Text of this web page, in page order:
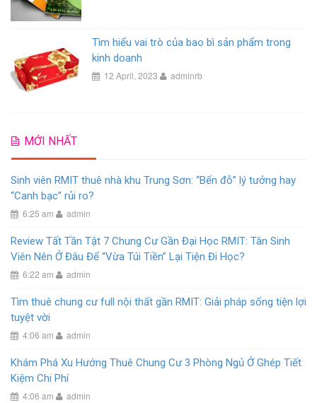
Tìm hiểu vai trò của bao bì sản phẩm trong
kinh doanh
12 April, 2023 adminrb
MỚI NHẤT
Sinh viên RMIT thuê nhà khu Trung Sơn: “Bến đỗ” lý tưởng hay
“Canh bạc” rủi ro?
6:25 am admin
Review Tất Tần Tật 7 Chung Cư Gần Đại Học RMIT: Tân Sinh
Viên Nên Ở Đâu Để “Vừa Túi Tiền” Lại Tiện Đi Học?
6:22 am admin
Tìm thuê chung cư full nội thất gần RMIT: Giải pháp sống tiện lợi
tuyệt vời
4:06 am admin
Khám Phá Xu Hướng Thuê Chung Cư 3 Phòng Ngủ Ở Ghép Tiết
Kiệm Chi Phí
4:06 am admin